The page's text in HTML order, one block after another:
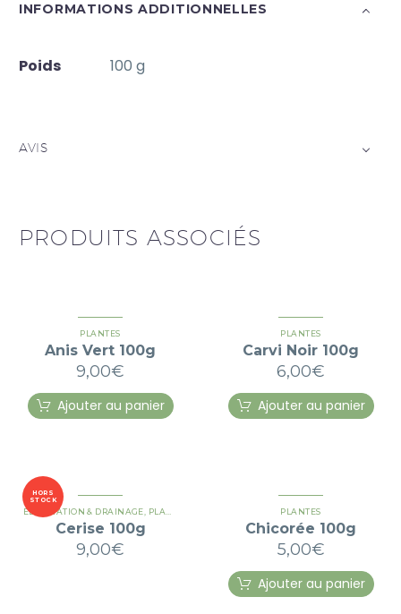
INFORMATIONS ADDITIONNELLES
Poids 100 g
AVIS
PRODUITS ASSOCIÉS
PLANTES
Anis Vert 100g
9,00€
Ajouter au panier
PLANTES
Carvi Noir 100g
6,00€
Ajouter au panier
HORS
STOCK
ÉLIMINATION & DRAINAGE PLANTES
Cerise 100g
9,00€
PLANTES
Chicorée 100g
5,00€
Ajouter au panier